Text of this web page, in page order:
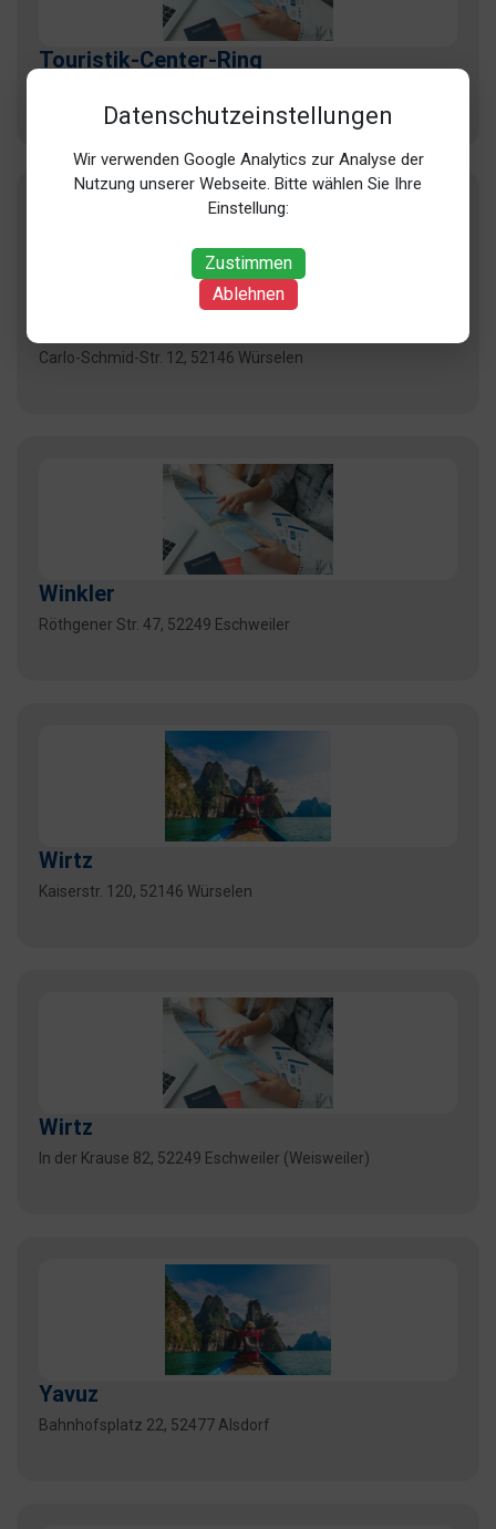
Datenschutzeinstellungen
Wir verwenden Google Analytics zur Analyse der
Nutzung unserer Webseite. Bitte wählen Sie Ihre
Einstellung:
Zustimmen
Ablehnen
Touristik-Center-Ring
Carlo-Schmid-Str. 12, 52146 Würselen
Winkler
Röthgener Str. 47, 52249 Eschweiler
Wirtz
Kaiserstr. 120, 52146 Würselen
Wirtz
In der Krause 82, 52249 Eschweiler (Weisweiler)
Yavuz
Bahnhofsplatz 22, 52477 Alsdorf